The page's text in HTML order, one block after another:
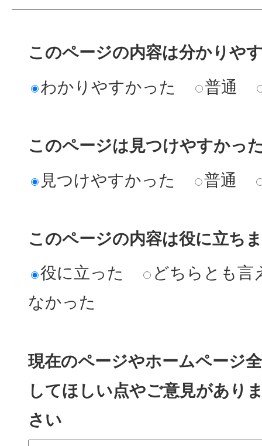
このページの内容は分かりや
わかりやすかった
普通
このページは見つけやすかっ
見つけやすかった
普通
このページの内容は役に立ち
役に立った
どちらとも言
なかった
現在のページやホームページ
してほしい点やご意見があり
さい